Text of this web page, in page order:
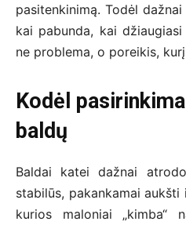
pasitenkinimą. Todėl
kai pabunda, kai
ne problema, o poreikis,
Kodėl
baldų
Baldai katei dažnai
stabilūs, pakankamai
kurios maloniai „kimba“